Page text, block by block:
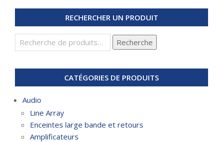
RECHERCHER UN PRODUIT
Recherche
pour :
Recherche
CATÉGORIES DE PRODUITS
Audio
Line Array
Enceintes large bande et retours
Amplificateurs